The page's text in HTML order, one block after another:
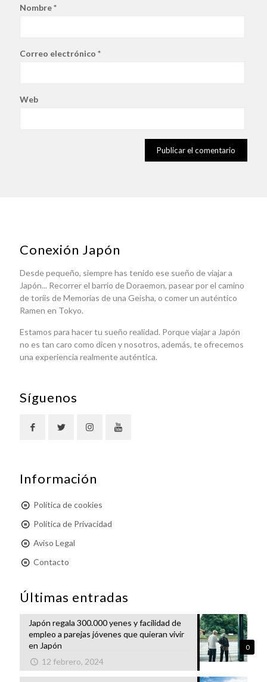
Nombre*
Correo electrónico *
Web
Conexión Japón
Desde pequeño, siempre has tenido ese sueño de viajar a
Japón... Recorrer el barrio de Doraemon, pasear por el camino
de toriis de Memorias de una Geisha, o comer un auténtico
Ramen en Tokyo.
Estamos para hacer tu sueño realidad. Porque viajar a Japón
no es tan caro como dicen y nosotros, además, te ofrecemos
una experiencia realmente auténtica.
Síguenos
Información
Política de cookies
Política de Privacidad
Aviso Legal
Contacto
Últimas entradas
0
Japón regala 300.000 yenes y facilidad de
empleo a parejas jóvenes que quieran vivir
en Japón
12 febrero, 2024